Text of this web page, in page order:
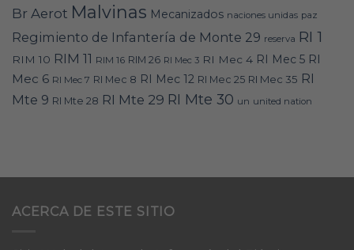
Br Aerot Malvinas Mecanizados naciones unidas paz
Regimiento de Infantería de Monte 29 reserva RI 1
RIM 10 RIM 11 RIM 16 RIM 26 RI Mec 3 RI Mec 4 RI Mec 5 RI
Mec 6 RI Mec 7 RI Mec 8 RI Mec 12 RI Mec 25 RI Mec 35 RI
Mte 9 RI Mte 28 RI Mte 29 RI Mte 30 un united nation
ACERCA DE ESTE SITIO